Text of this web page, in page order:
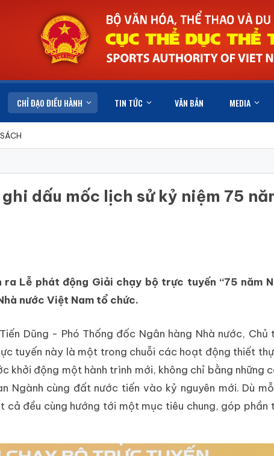
CHỈ ĐẠO ĐIỀU HÀNH TIN TỨC VĂN BẢN MEDIA
dấu mốc lịch sử kỷ niệm 75
Lễ phát động Giải chạy bộ trực tuyến “75 năm
nước Việt Nam tổ chức.
Dũng - Phó Thống đốc Ngân hàng Nhà nước,
tuyến này là một trong chuỗi các hoạt động thiết
khởi động một hành trình mới, không chỉ bằng những
Ngành cùng đất nước tiến vào kỷ nguyên mới. Dù
cả đều cùng hướng tới một mục tiêu chung, góp phần